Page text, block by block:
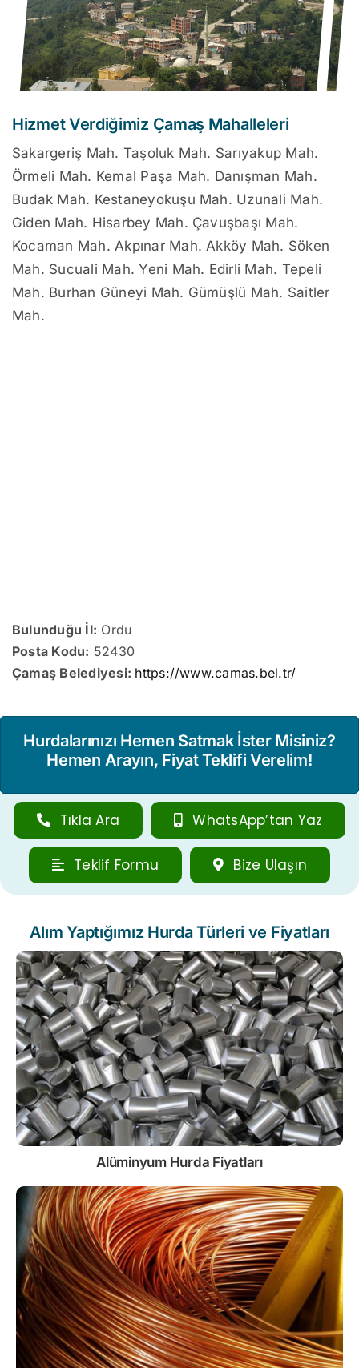
Hizmet Verdiğimiz Çamaş Mahalleleri
Sakargeriş Mah. Taşoluk Mah. Sarıyakup Mah.
Örmeli Mah. Kemal Paşa Mah. Danışman Mah.
Budak Mah. Kestaneyokuşu Mah. Uzunali Mah.
Giden Mah. Hisarbey Mah. Çavuşbaşı Mah.
Kocaman Mah. Akpınar Mah. Akköy Mah. Söken
Mah. Sucuali Mah. Yeni Mah. Edirli Mah. Tepeli
Mah. Burhan Güneyi Mah. Gümüşlü Mah. Saitler
Mah.
Bulunduğu İl: Ordu
Posta Kodu: 52430
Çamaş Belediyesi: https://www.camas.bel.tr/
Hurdalarınızı Hemen Satmak İster Misiniz?
Hemen Arayın, Fiyat Teklifi Verelim!
Tıkla Ara WhatsApp’tan Yaz
Teklif Formu Bize Ulaşın
Alım Yaptığımız Hurda Türleri ve Fiyatları
Alüminyum Hurda Fiyatları